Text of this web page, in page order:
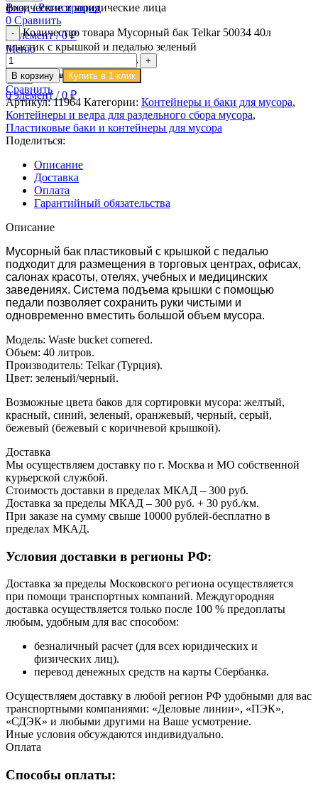
Вход / Регистрация
0 Сравнить
0 элемент / 0₽
Меню
0элемент / 0 ₽
физические и юридические лица
Количество товара Мусорный бак Telkar 50034 40л
пластик с крышкой и педалью зеленый
В корзину Купить в 1 клик
Сравнить
Артикул:11964 Категории: Контейнеры и баки для мусора,
Контейнеры и ведра для раздельного сбора мусора,
Пластиковые баки и контейнеры для мусора
Поделиться:
Описание
Доставка
Оплата
Гарантийный обязательства
Описание
Мусорный бак пластиковый с крышкой с педалью
подходит для размещения в торговых центрах, офисах,
салонах красоты, отелях, учебных и медицинских
заведениях. Система подъема крышки с помощью
педали позволяет сохранить руки чистыми и
одновременно вместить большой объем мусора.
Модель: Waste bucket cornered.
Объем: 40 литров.
Производитель: Telkar (Турция).
Цвет: зеленый/черный.
Возможные цвета баков для сортировки мусора: желтый,
красный, синий, зеленый, оранжевый, черный, серый,
бежевый (бежевый с коричневой крышкой).
Доставка
Мы осуществляем доставку по г. Москва и МО собственной
курьерской службой.
Стоимость доставки в пределах МКАД – 300 руб.
Доставка за пределы МКАД – 300 руб. + 30 руб./км.
При заказе на сумму свыше 10000 рублей-бесплатно в
пределах МКАД.
Условия доставки в регионы РФ:
Доставка за пределы Московского региона осуществляется
при помощи транспортных компаний. Междугородняя
доставка осуществляется только после 100 % предоплаты
любым, удобным для вас способом:
безналичный расчет (для всех юридических и
физических лиц).
перевод денежных средств на карты Сбербанка.
Осуществляем доставку в любой регион РФ удобными для вас
транспортными компаниями: «Деловые линии», «ПЭК»,
«СДЭК» и любыми другими на Ваше усмотрение.
Иные условия обсуждаются индивидуально.
Оплата
Способы оплаты: